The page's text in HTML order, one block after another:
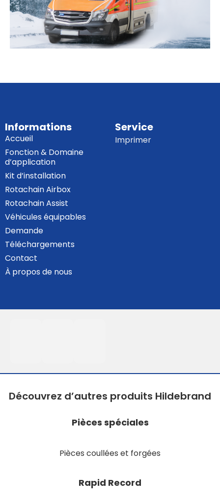
Informations
Accueil
Fonction & Domaine
d’application
Kit d’installation
Rotachain Airbox
Rotachain Assist
Véhicules équipables
Demande
Téléchargements
Contact
À propos de nous
Service
Imprimer
Découvrez d’autres produits Hildebrand
Pièces spéciales
Pièces coullées et forgées
Rapid Record